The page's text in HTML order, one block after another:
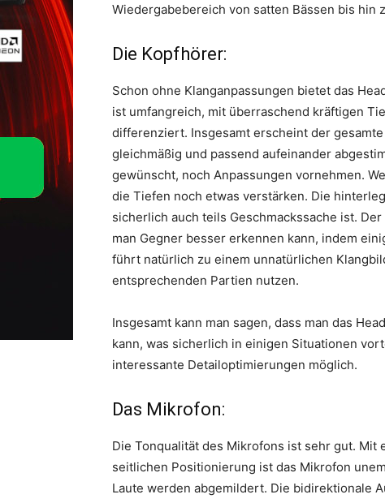
Wiedergabebereich von satten Bässen bis hin
Die Kopfhörer:
Schon ohne Klanganpassungen bietet das
ist umfangreich, mit überraschend kräftigen
differenziert. Insgesamt erscheint der
gleichmäßig und passend aufeinander
gewünscht, noch Anpassungen vornehmen.
die Tiefen noch etwas verstärken. Die
sicherlich auch teils Geschmackssache ist.
man Gegner besser erkennen kann, indem
führt natürlich zu einem unnatürlichen
entsprechenden Partien nutzen.
Insgesamt kann man sagen, dass man das
kann, was sicherlich in einigen Situationen
interessante Detailoptimierungen möglich.
Das Mikrofon:
Die Tonqualität des Mikrofons ist sehr gut. Mit
seitlichen Positionierung ist das Mikrofon
Laute werden abgemildert. Die bidirektionale